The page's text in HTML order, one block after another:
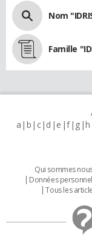
Nom
Famille
a b c d e f g h
Qui sommes
Données
Tous les